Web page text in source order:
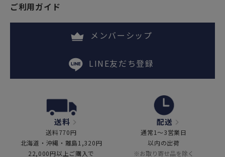
ご利用ガイド
メンバーシップ
LINE友だち登録
送料
送料770円
北海道・沖縄・離島1,320円
22,000円以上ご購入で
配送
通常1～3営業日
以内の出荷
※お取り寄せ品を除く